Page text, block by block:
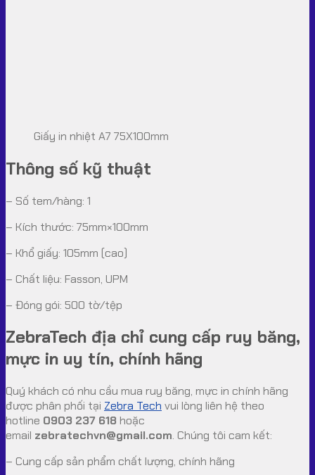
Giấy in nhiệt A7 75X100mm
Thông số kỹ thuật
– Số tem/hàng: 1
– Kích thước: 75mm×100mm
– Khổ giấy: 105mm (cao)
– Chất liệu: Fasson, UPM
– Đóng gói: 500 tờ/tệp
ZebraTech địa chỉ cung cấp ruy băng,
mực in uy tín, chính hãng
Quý khách có nhu cầu mua ruy băng, mực in chính hãng
được phân phối tại Zebra Tech vui lòng liên hệ theo
hotline 0903 237 618 hoặc
email zebratechvn@gmail.com. Chúng tôi cam kết:
– Cung cấp sản phẩm chất lượng, chính hãng